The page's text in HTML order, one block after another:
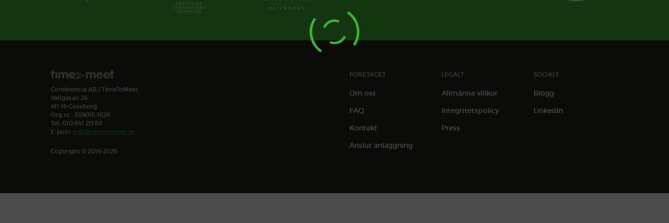
Conferencia AB / TimeToMeet
Vallgatan 26
411 16 Göteborg
Org.nr.: 559015-1626
Tel: 010-641 20 88
E-post: info@timetomeet.se
Copyright © 2016-2026
FÖRETAGET
Om oss
FAQ
Kontakt
Anslut anläggning
LEGALT
Allmänna villkor
Integritetspolicy
Press
SOCIALT
Blogg
LinkedIn